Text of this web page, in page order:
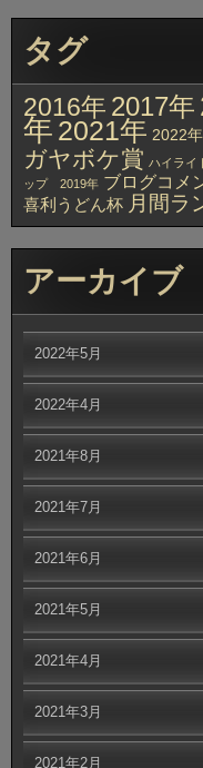
タグ
2016年 2017年
年 2021年 2022年
ガヤボケ賞 ハイライ
ップ 2019年 ブログコメ
喜利うどん杯 月間ラ
アーカイブ
2022年5月
2022年4月
2021年8月
2021年7月
2021年6月
2021年5月
2021年4月
2021年3月
2021年2月